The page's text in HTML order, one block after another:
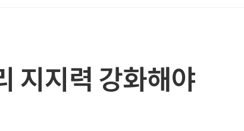
지지력 강화해야